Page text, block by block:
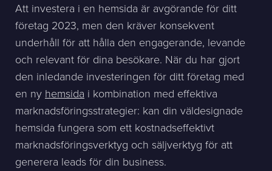
Att investera i en hemsida är avgörande för ditt
företag 2023, men den kräver konsekvent
underhåll för att hålla den engagerande, levande
och relevant för dina besökare. När du har gjort
den inledande investeringen för ditt företag med
en nyhemsida i kombination med effektiva
marknadsföringsstrategier: kan din väldesignade
hemsida fungera som ett kostnadseffektivt
marknadsföringsverktyg och säljverktyg för att
generera leads för din business.